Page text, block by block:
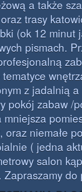
a także
trasy
(ok 12 minut
pismach.
z jadalnią
pokój zabaw /
niemałe
( jedna
salon